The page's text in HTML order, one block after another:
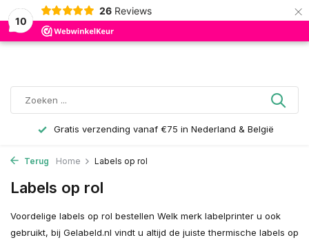
10
26 Reviews ×
0
Gratis verzending vanaf €75 in Nederland & België
Terug Home Labels op rol
Labels op rol
Voordelige labels op rol bestellen Welk merk labelprinter u ook
gebruikt, bij Gelabeld.nl vindt u altijd de juiste thermische labels op